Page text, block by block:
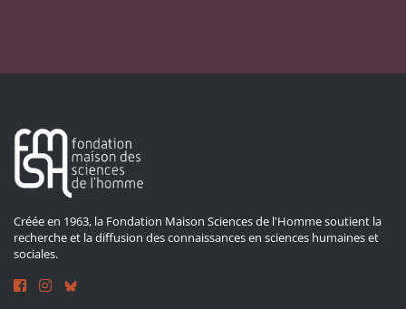
Créée en 1963, la Fondation Maison Sciences de l'Homme soutient la
recherche et la diffusion des connaissances en sciences humaines et
sociales.